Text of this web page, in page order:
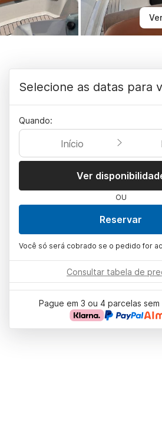
Selecione as datas para
Quando:
Início
Ver
OU
Reservar
Você só será cobrado se o pedido for
Consultar tabela de
Pague em 3 ou 4 parcelas